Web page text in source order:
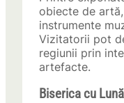
obiecte de
instrumente
Vizitatorii pot
regiunii prin
artefacte.
Biserica cu Lună